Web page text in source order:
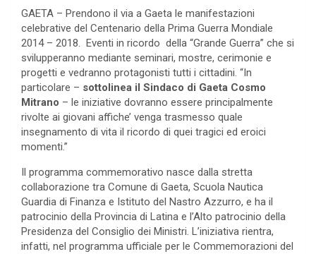
GAETA – Prendono il via a Gaeta le manifestazioni
celebrative del Centenario della Prima Guerra Mondiale
2014 – 2018. Eventi in ricordo della “Grande Guerra” che si
svilupperanno mediante seminari, mostre, cerimonie e
progetti e vedranno protagonisti tutti i cittadini. “In
particolare – sottolinea il Sindaco di Gaeta Cosmo
Mitrano – le iniziative dovranno essere principalmente
rivolte ai giovani affiche’ venga trasmesso quale
insegnamento di vita il ricordo di quei tragici ed eroici
momenti.”
Il programma commemorativo nasce dalla stretta
collaborazione tra Comune di Gaeta, Scuola Nautica
Guardia di Finanza e Istituto del Nastro Azzurro, e ha il
patrocinio della Provincia di Latina e l’Alto patrocinio della
Presidenza del Consiglio dei Ministri. L’iniziativa rientra,
infatti, nel programma ufficiale per le Commemorazioni del